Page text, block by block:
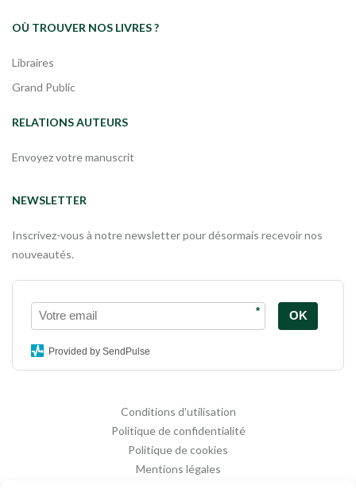
OÙ TROUVER NOS LIVRES ?
Libraires
Grand Public
RELATIONS AUTEURS
Envoyez votre manuscrit
NEWSLETTER
Inscrivez-vous à notre newsletter pour désormais recevoir nos
nouveautés.
* OK
Provided by SendPulse
Conditions d'utilisation
Politique de confidentialité
Politique de cookies
Mentions légales